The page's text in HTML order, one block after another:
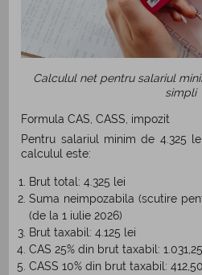
Calculul net pentru salariul
simpli
Formula CAS, CASS, impozit
Pentru salariul minim de 4.325
calculul este:
Brut total: 4.325 lei
Suma neimpozabila (scutire
(de la 1 iulie 2026)
Brut taxabil: 4.125 lei
CAS 25% din brut taxabil:
CASS 10% din brut taxabil: